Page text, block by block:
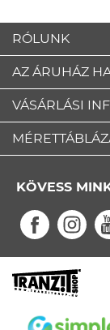
RÓLUNK
AZ ÁRUHÁZ
VÁSÁRLÁSI
KÖVESS